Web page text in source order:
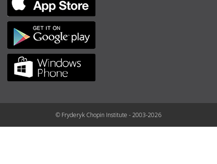
© Fryderyk Chopin Institute - 2003-2026